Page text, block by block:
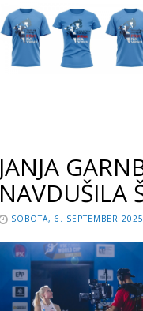
JANJA
NAVDUŠILA
SOBOTA, 6. SEPTEMBER